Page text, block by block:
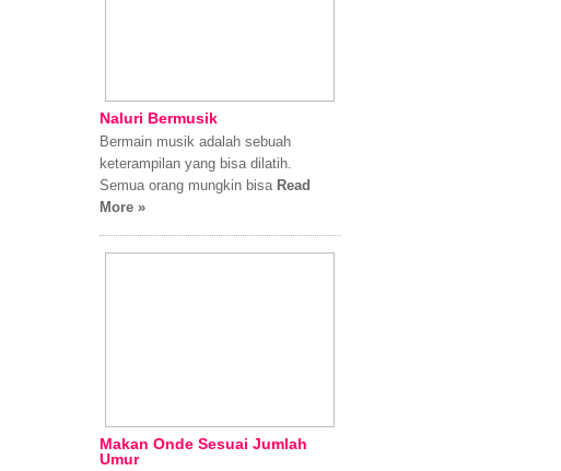
Naluri Bermusik
Bermain musik adalah sebuah
keterampilan yang bisa dilatih.
Semua orang mungkin bisa Read
More »
Makan Onde Sesuai Jumlah
Umur